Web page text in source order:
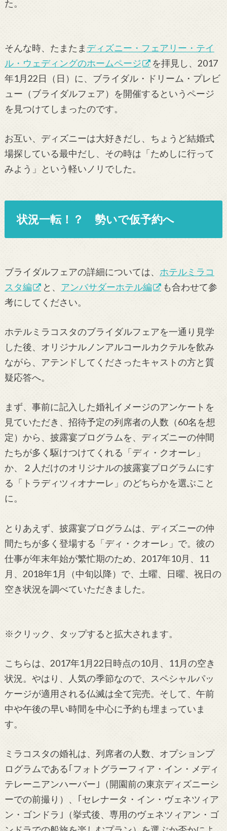
た。
そんな時、たまたま ディズニー・フェアリー・テイ
ル・ウェディングのホームページ
を拝見し、2017
年1月22日（日）に、ブライダル・ドリーム・プレビ
ュー（ブライダルフェア）を開催するというページ
を見つけてしまったのです。
お互い、ディズニーは大好きだし、ちょうど結婚式
場探している最中だし、その時は「ためしに行って
みよう」という軽いノリでした。
状況一転！？ 勢いで仮予約へ
ブライダルフェアの詳細については、 ホテルミラコ
スタ編
と、 アンバサダーホテル編
も合わせて参
考にしてください。
ホテルミラコスタのブライダルフェアを一通り見学
した後、オリジナルノンアルコールカクテルを飲み
ながら、アテンドしてくださったキャストの方と質
疑応答へ。
まず、事前に記入した婚礼イメージのアンケートを
見ていただき、招待予定の列席者の人数（60名を想
定）から、披露宴プログラムを、ディズニーの仲間
たちが多く駆けつけてくれる「ディ・クオーレ」
か、２人だけのオリジナルの披露宴プログラムにす
る「トラディツィオナーレ」のどちらかを選ぶこと
に。
とりあえず、披露宴プログラムは、ディズニーの仲
間たちが多く登場する「ディ・クオーレ」で。彼の
仕事が年末年始が繁忙期のため、2017年10月、11
月、2018年1月（中旬以降）で、土曜、日曜、祝日の
空き状況を調べていただきました。
※クリック、タップすると拡大されます。
こちらは、2017年1月22日時点の10月、11月の空き
状況。やはり、人気の季節なので、スペシャルパッ
ケージが適用される仏滅は全て完売。そして、午前
中や午後の早い時間を中心に予約も埋まっていま
す。
ミラコスタの婚礼は、列席者の人数、オプションプ
ログラムである｢フォトグラーフィア・イン・メディ
テレーニアンハーバー｣（開園前の東京ディズニーシ
ーでの前撮り）、｢セレナータ・イン・ヴェネツィア
ン・ゴンドラ｣（挙式後、専用のヴェネツィアン・ゴ